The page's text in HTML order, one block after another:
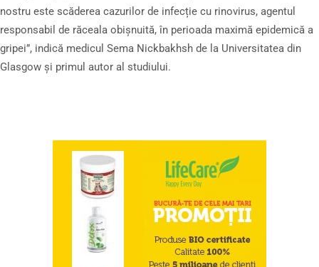
nostru este scăderea cazurilor de infecție cu rinovirus, agentul
responsabil de răceala obișnuită, în perioada maximă epidemică a
gripei”, indică medicul Sema Nickbakhsh de la Universitatea din
Glasgow și primul autor al studiului.